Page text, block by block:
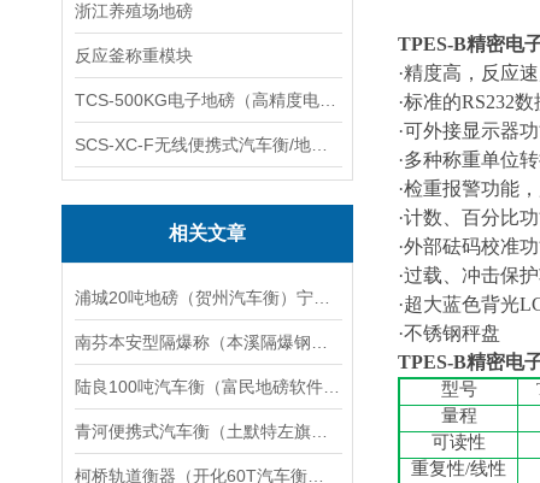
浙江养殖场地磅
反应釜称重模块
相关文章
TPES-B精密电
·精度高，反应
·标准的RS232数
·可外接显示器
·多种称重单位
·检重报警功能
·计数、百分比
·外部砝码校准
·过载、冲击保
·超大蓝色背光
·不锈钢秤盘
TPES-B精密电
型号
量程
可读性
重复性/线性